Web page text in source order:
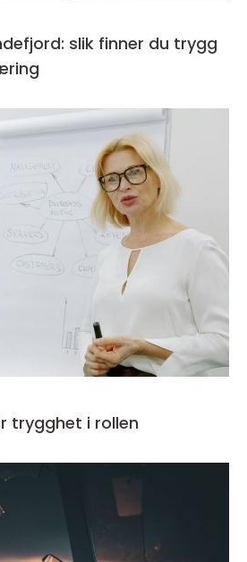
slik finner du trygg
trygghet i rollen